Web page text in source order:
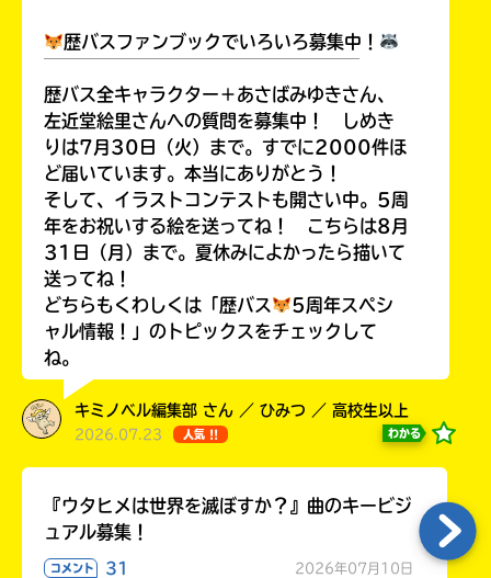
歴バスファンブックでいろいろ募集中！
歴バス全キャラクター＋あさばみゆきさん、
左近堂絵里さんへの質問を募集中！ しめき
りは7月30日（火）まで。すでに2000件ほ
ど届いています。本当にありがとう！
そして、イラストコンテストも開さい中。5周
年をお祝いする絵を送ってね！ こちらは8月
31日（月）まで。夏休みによかったら描いて
送ってね！
どちらもくわしくは「歴バス
5周年スペシ
ャル情報！」のトピックスをチェックして
ね。
キミノベル編集部 さん ／ ひみつ ／ 高校生以上
2026.07.23 人気 !! わかる
『ウタヒメは世界を滅ぼすか？』曲のキービジ
ュアル募集！
コメント 31 2026年07月10日